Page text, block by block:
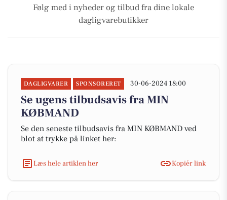
Følg med i nyheder og tilbud fra dine lokale
dagligvarebutikker
DAGLIGVARER SPONSORERET 30-06-2024 18:00
Se ugens tilbudsavis fra MIN
KØBMAND
Se den seneste tilbudsavis fra MIN KØBMAND ved
blot at trykke på linket her:
Læs hele artiklen her Kopiér link